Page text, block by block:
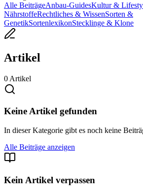
Alle BeiträgeAnbau-GuidesKultur &
NährstoffeRechtliches & WissenSorten &
GenetikSortenlexikonStecklinge & Klone
Artikel
0 Artikel
Keine Artikel gefunden
In dieser Kategorie gibt es noch keine
Alle Beiträge anzeigen
Kein Artikel verpassen